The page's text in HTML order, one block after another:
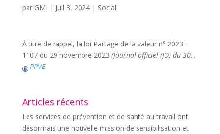
par GMI | Juil 3, 2024| Social
À titre de rappel, la loi Partage de la valeur n° 2023-
1107 du 29 novembre 2023 (Journal officiel (JO) du 30…
PPVE
Articles récents
Les services de prévention et de santé au travail ont
désormais une nouvelle mission de sensibilisation et